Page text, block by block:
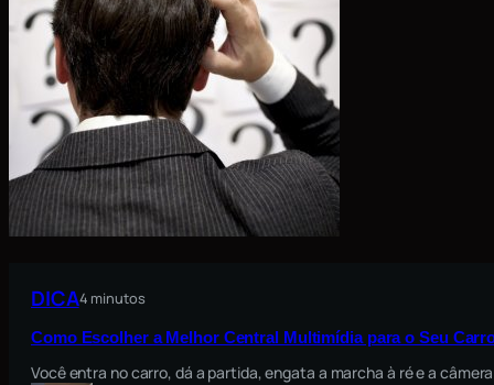
DICA4 minutos
Como Escolher a Melhor Central Multimídia para o Seu
Você entra no carro, dá a partida, engata a marcha à ré e a